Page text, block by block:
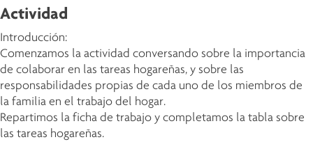
Actividad
Introducción:
Comenzamos la actividad conversando sobre la importancia
de colaborar en las tareas hogareñas, y sobre las
responsabilidades propias de cada uno de los miembros de
la familia en el trabajo del hogar.
Repartimos la ficha de trabajo y completamos la tabla sobre
las tareas hogareñas.